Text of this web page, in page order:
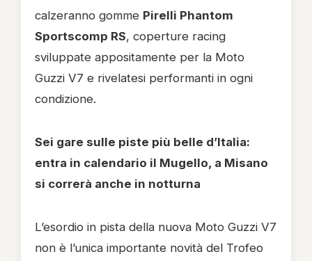
calzeranno gomme Pirelli Phantom
Sportscomp RS, coperture racing
sviluppate appositamente per la Moto
Guzzi V7 e rivelatesi performanti in ogni
condizione.
Sei gare sulle piste più belle d’Italia:
entra in calendario il Mugello, a Misano
si correrà anche in notturna
L’esordio in pista della nuova Moto Guzzi V7
non è l’unica importante novità del Trofeo